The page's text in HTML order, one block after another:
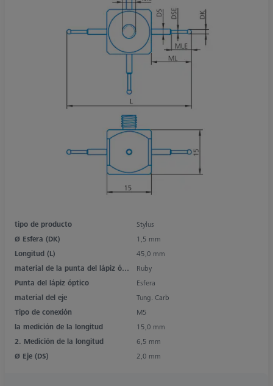
tipo de producto
Stylus
Ø Esfera (DK)
1,5 mm
Longitud (L)
45,0 mm
material de la punta del lápiz óptico
Ruby
Punta del lápiz óptico
Esfera
material del eje
Tung. Carb
Tipo de conexión
M5
la medición de la longitud
15,0 mm
2. Medición de la longitud
6,5 mm
Ø Eje (DS)
2,0 mm